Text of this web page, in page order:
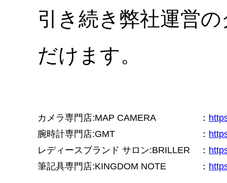
引き続き弊社運営
だけます。
カメラ専門店:MAP CAMERA ：
腕時計専門店:GMT
：
レディースブランド サロン:BRILLER
：
筆記具専門店:KINGDOM NOTE
：